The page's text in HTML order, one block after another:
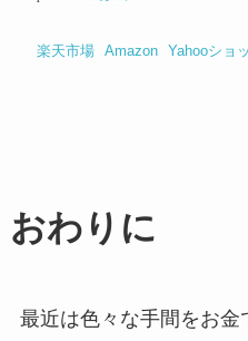
楽天市場 Amazon Yahooショ
おわりに
最近は色々な手間をお金